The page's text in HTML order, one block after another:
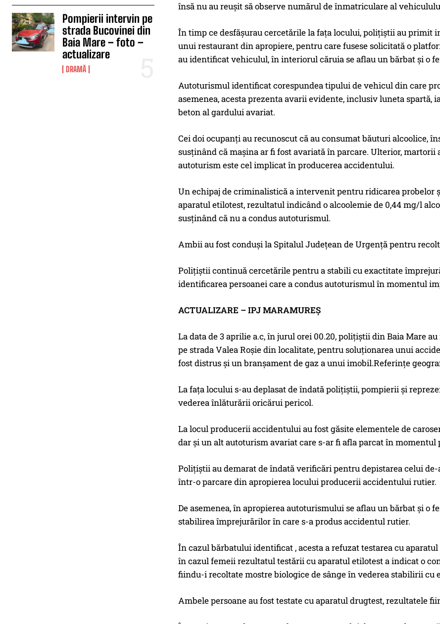
Pompierii intervin pe
strada Bucovinei din
Baia Mare – foto –
actualizare
DRAMĂ
însă nu au reușit să observe numărul de înmatriculare al
În timp ce desfășurau cercetările la fața locului, polițiștii au primit
unui restaurant din apropiere, pentru care fusese solicitată o
au identificat vehiculul, în interiorul căruia se aflau un bărbat și o
Autoturismul identificat corespundea tipului de vehicul din care
asemenea, acesta prezenta avarii evidente, inclusiv luneta
beton al gardului avariat.
Cei doi ocupanți au recunoscut că au consumat băuturi alcoolice,
susținând că mașina ar fi fost avariată în parcare. Ulterior, martorii
autoturism este cel implicat în producerea accidentului.
Un echipaj de criminalistică a intervenit pentru ridicarea probelor
aparatul etilotest, rezultatul indicând o alcoolemie de 0,44 mg/l
susținând că nu a condus autoturismul.
Ambii au fost conduși la Spitalul Județean de Urgență pentru
Polițiștii continuă cercetările pentru a stabili cu exactitate
identificarea persoanei care a condus autoturismul în momentul
ACTUALIZARE – IPJ MARAMUREȘ
La data de 3 aprilie a.c, în jurul orei 00.20, polițiștii din Baia Mare
pe strada Valea Roșie din localitate, pentru soluționarea unui
fost distrus și un branșament de gaz a unui imobil.Referințe
La fața locului s-au deplasat de îndată polițiștii, pompierii și
vederea înlăturării oricărui pericol.
La locul producerii accidentului au fost găsite elementele de
dar și un alt autoturism avariat care s-ar fi afla parcat în
Polițiștii au demarat de îndată verificări pentru depistarea celui
într-o parcare din apropierea locului producerii accidentului rutier.
De asemenea, în apropierea autoturismului se aflau un bărbat și
stabilirea împrejurărilor în care s-a produs accidentul rutier.
În cazul bărbatului identificat , acesta a refuzat testarea cu
în cazul femeii rezultatul testării cu aparatul etilotest a indicat o
fiindu-i recoltate mostre biologice de sânge în vederea stabilirii cu
Ambele persoane au fost testate cu aparatul drugtest, rezultatele